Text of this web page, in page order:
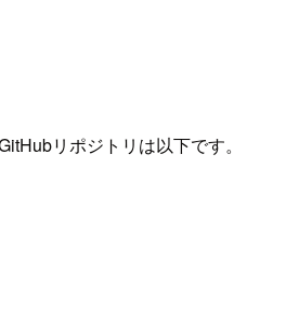
リポジトリは以下です。